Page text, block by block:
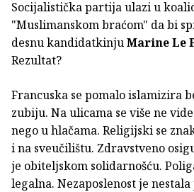
Socijalistička partija ulazi u
"Muslimanskom braćom" da bi
desnu kandidatkinjuMarine Le
Rezultat?
Francuska se pomalo islamizira
zubiju. Na ulicama se više ne
nego u hlačama. Religijski se
i na sveučilištu. Zdravstveno
je obiteljskom solidarnošću.
legalna. Nezaposlenost je